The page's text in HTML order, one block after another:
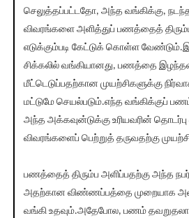
செலுத்தப்பட்டதோ, அந்த வங்கிக்கு,
விவரங்களை அளித்துப் பணத்தைத்
எடுக்கும்படி கேட்டுக் கொள்ள
சிக்கலில் வங்கியானது, பணத்தை
மீட்டெடுப்பதற்கான முயற்சிகளுக்கு
மட்டுமே செயல்படும்.எந்த வங்கிக்குப்
அந்த அக்கவுன்டுக்கு உரியவரின்
விவரங்களைப் பெற்றுத் தருவதற்கு
பணத்தைத் திரும்ப அளிப்பதற்கு அந்த
அதற்கான விண்ணப்பத்தை முறையாக
வங்கி உதவும்.அதேபோல, பணம்